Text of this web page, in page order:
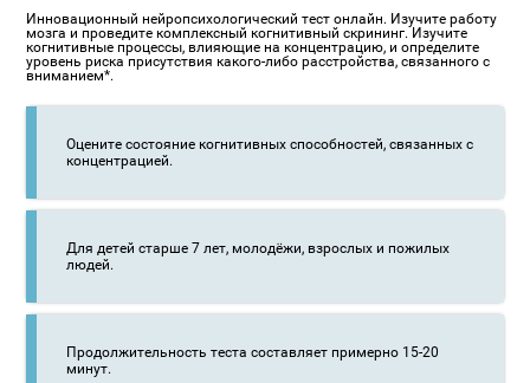
Инновационный нейропсихологический тест онлайн. Изучите работу
мозга и проведите комплексный когнитивный скрининг. Изучите
когнитивные процессы, влияющие на концентрацию, и определите
уровень риска присутствия какого-либо расстройства, связанного с
вниманием*.
Оцените состояние когнитивных способностей, связанных с
концентрацией.
Для детей старше 7 лет, молодёжи, взрослых и пожилых
людей.
Продолжительность теста составляет примерно 15-20
минут.